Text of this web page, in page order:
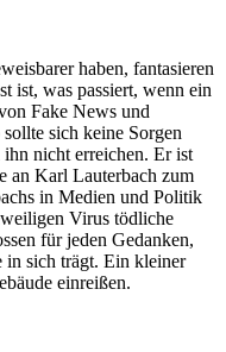
haben, fantasieren
ist, was passiert, wenn ein
Fake News und
sich keine Sorgen
nicht erreichen. Er ist
an Karl Lauterbach zum
in Medien und Politik
Virus tödliche
für jeden Gedanken,
in sich trägt. Ein kleiner
einreißen.